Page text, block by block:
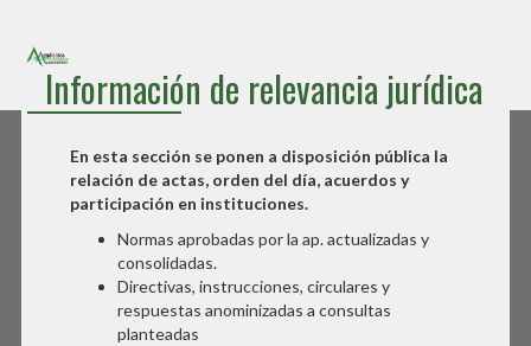
Mendialdea mankomunitatea
Información de relevancia jurídica
En esta sección se ponen a disposición pública la
relación de actas, orden del día, acuerdos y
participación en instituciones.
Normas aprobadas por la ap. actualizadas y
consolidadas.
Directivas, instrucciones, circulares y
respuestas anominizadas a consultas
planteadas